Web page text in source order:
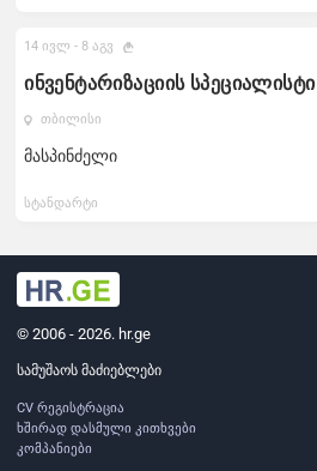
ინვენტარიზაციის სპეციალისტი
თბილისი
მასპინძელი
14 ივლ - 8 აგვ
სტანდარტი
© 2006 - 2026. hr.ge
სამუშაოს მაძიებლები
CV რეგისტრაცია
ხშირად დასმული კითხვები
კომპანიები